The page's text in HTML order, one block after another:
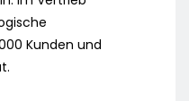
Kunden und